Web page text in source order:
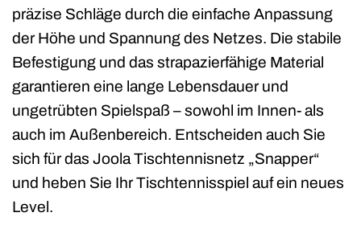
präzise Schläge durch die einfache Anpassung
der Höhe und Spannung des Netzes. Die stabile
Befestigung und das strapazierfähige Material
garantieren eine lange Lebensdauer und
ungetrübten Spielspaß – sowohl im Innen- als
auch im Außenbereich. Entscheiden auch Sie
sich für das Joola Tischtennisnetz „Snapper“
und heben Sie Ihr Tischtennisspiel auf ein neues
Level.